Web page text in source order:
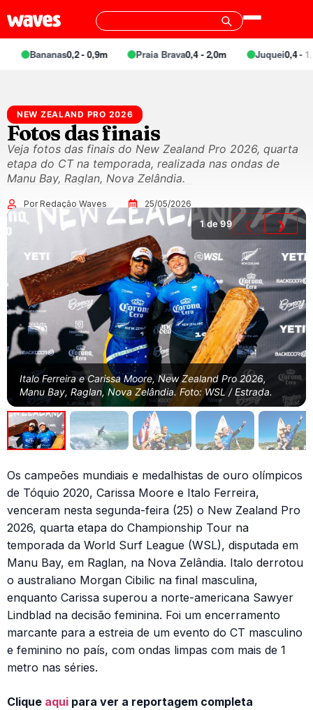
Bananas0,2 - 0,9m Praia Brava0,4 - 2,0m Juquei0,4 -
NEW ZEALAND PRO 2026
Fotos das finais
Veja fotos das finais do New Zealand Pro 2026, quarta
etapa do CT na temporada, realizada nas ondas de
Manu Bay, Raglan, Nova Zelândia.
Por Redação Waves 25/05/2026
Italo Ferreira e Carissa Moore, New Zealand Pro 2026,
Manu Bay, Raglan, Nova Zelândia. Foto: WSL / Estrada.
1de 99 ❮ ❯
Os campeões mundiais e medalhistas de ouro olímpicos
de Tóquio 2020, Carissa Moore e Italo Ferreira,
venceram nesta segunda-feira (25) o New Zealand Pro
2026, quarta etapa do Championship Tour na
temporada da World Surf League (WSL), disputada em
Manu Bay, em Raglan, na Nova Zelândia. Italo derrotou
o australiano Morgan Cibilic na final masculina,
enquanto Carissa superou a norte-americana Sawyer
Lindblad na decisão feminina. Foi um encerramento
marcante para a estreia de um evento do CT masculino
e feminino no país, com ondas limpas com mais de 1
metro nas séries.
Clique aqui para ver a reportagem completa